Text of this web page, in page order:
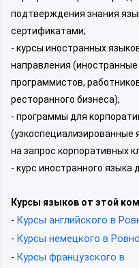
подтверждения знания
сертификатами;
- курсы иностранных
направления
программистов,
ресторанного бизнеса);
- программы для
(узкоспециализированные
на запрос корпоративных
- курс иностранного языка
Курсы языков от этой
- Курсы английского в
- Курсы немецкого в Ровно
- Курсы французского в